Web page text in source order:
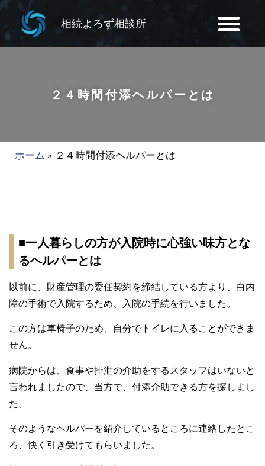
相続よろず相談所
２４時間付添ヘルパーとは
ホーム » ２４時間付添ヘルパーとは
■一人暮らしの方が入院時に心強い味方とな
るヘルパーとは
以前に、財産管理の委任契約を締結している方より、白内
障の手術で入院するため、入院の手続を行いました。
この方は車椅子のため、自分でトイレに入ることができま
せん。
病院からは、食事や排泄の介助をするスタッフはいないと
言われましたので、当方で、付添介助できる方を探しまし
た。
そのようなヘルパーを紹介しているところに連絡したとこ
ろ、快く引き受けてもらいました。